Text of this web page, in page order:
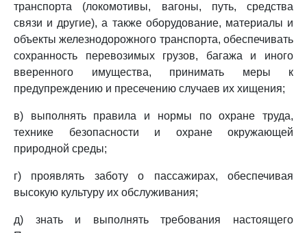
транспорта (локомотивы, вагоны, путь, средства
связи и другие), а также оборудование, материалы и
объекты железнодорожного транспорта, обеспечивать
сохранность перевозимых грузов, багажа и иного
вверенного имущества, принимать меры к
предупреждению и пресечению случаев их хищения;
в) выполнять правила и нормы по охране труда,
технике безопасности и охране окружающей
природной среды;
г) проявлять заботу о пассажирах, обеспечивая
высокую культуру их обслуживания;
д) знать и выполнять требования настоящего